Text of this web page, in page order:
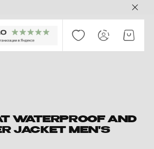
WATERPROOF AND
JACKET MEN'S